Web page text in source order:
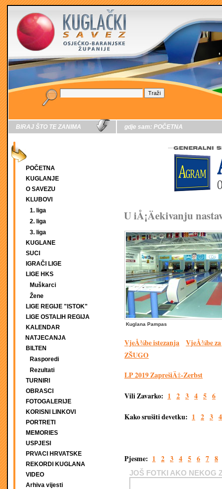
BIRAJ ŠTO TE ZANIMA
POČETNA
KUGLANJE
O SAVEZU
KLUBOVI
1. liga
2. liga
3. liga
KUGLANE
SUCI
IGRAČI LIGE
LIGE HKS
Muškarci
Žene
LIGE REGIJE "ISTOK"
LIGE OSTALIH REGIJA
KALENDAR
NATJECANJA
BILTEN
Rasporedi
Rezultati
TURNIRI
OBRASCI
FOTOGALERIJE
KORISNI LINKOVI
PORTRETI
MEMORIES
USPJESI
PRVACI HRVATSKE
REKORDI KUGLANA
VIDEO
Arhiva vijesti
gdje sam: POČETNA
U iÅ¡Äekivanju
Kuglana Pampas
VjeÅ¾be istezanja
VjeÅ¾be za
ZŠUGO
LP 2019 ZaprešiÄ‡-Zerbst
Vili Zavarko: 1 2 3 4 5 6
Kako srušiti devetku: 1 2 3 4
Pjesme: 1 2 3 4 5 6 7 8
JOŠ FOTKI AKO NEKOG